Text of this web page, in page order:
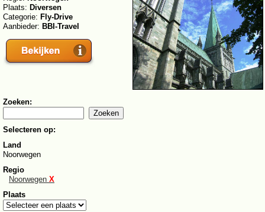
Plaats: Diversen
Categorie: Fly-Drive
Aanbieder: BBI-Travel
Zoeken:
Selecteren op:
Land
Noorwegen
Regio
Noorwegen X
Plaats